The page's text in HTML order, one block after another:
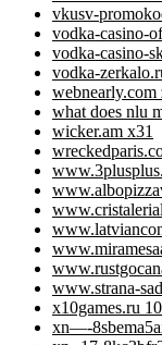
vkusv-
vodka-casino-
vodka-casino-
vodka-
webnearly.com
what does nlu
wicker.am x31
www.strana-
x10games.ru
xn—-